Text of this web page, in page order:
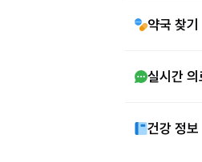
약국 찾기
실시간
건강 정보